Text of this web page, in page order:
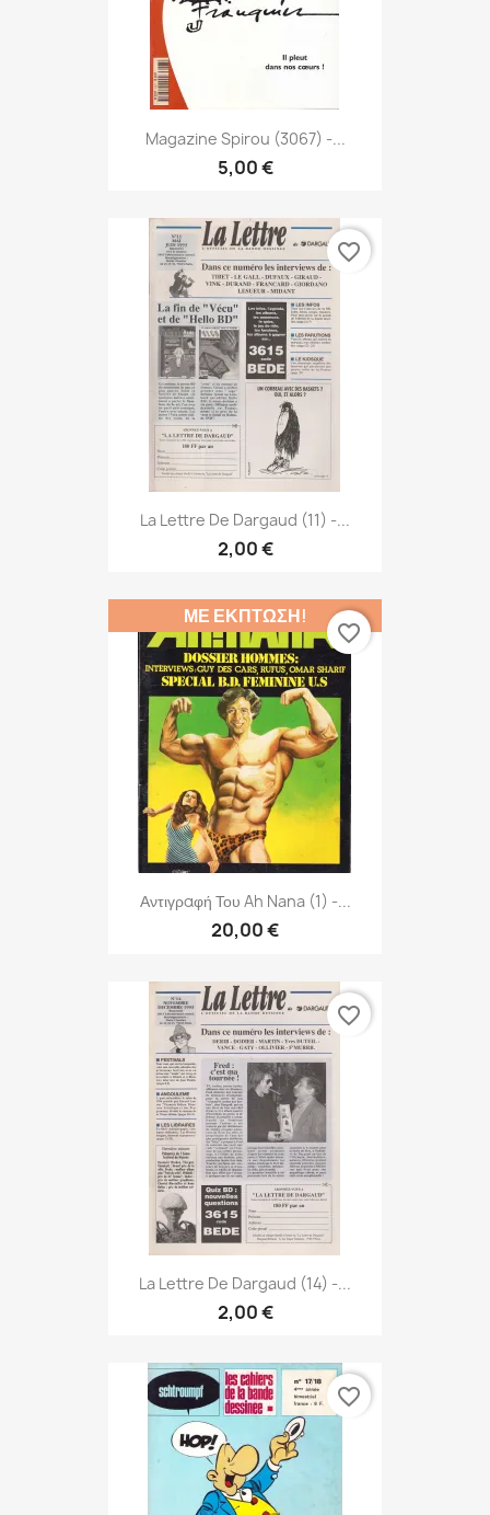
Magazine Spirou (3067) -...
5,00 €
La Lettre De Dargaud (11) -...
2,00 €
favorite_border
Αντιγραφή Του Ah Nana (1) -...
20,00 €
ΜΕ ΈΚΠΤΩΣΗ!
favorite_border
La Lettre De Dargaud (14) -...
2,00 €
favorite_border
favorite_border